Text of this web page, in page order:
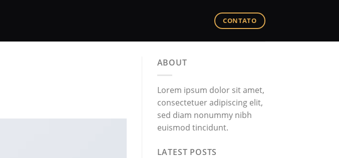
CONTATO
ABOUT
Lorem ipsum dolor sit amet,
consectetuer adipiscing elit,
sed diam nonummy nibh
euismod tincidunt.
LATEST POSTS